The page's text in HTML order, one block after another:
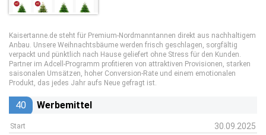
Kaisertanne.de steht für Premium-Nordmanntannen direkt aus nachhaltigem
Anbau. Unsere Weihnachtsbäume werden frisch geschlagen, sorgfältig
verpackt und pünktlich nach Hause geliefert ohne Stress für den Kunden.
Partner im Adcell-Programm profitieren von attraktiven Provisionen, starken
saisonalen Umsätzen, hoher Conversion-Rate und einem emotionalen
Produkt, das jedes Jahr aufs Neue gefragt ist.
40 Werbemittel
Start 30.09.2025